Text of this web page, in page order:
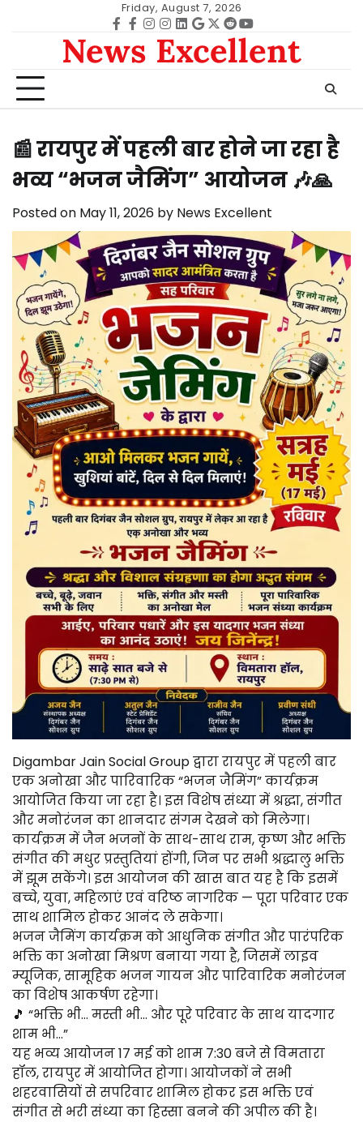
Friday, August 7, 2026
Facebook
facebook
Instagram
instagram
Linkedin
google
Twitter
redditYoutube
News Excellent
📰 रायपुर में पहली बार होने जा रहा है
भव्य “भजन जैमिंग” आयोजन 🎶🙏
Posted on May 11, 2026 by News Excellent
Digambar Jain Social Group द्वारा रायपुर में पहली बार
एक अनोखा और पारिवारिक “भजन जैमिंग” कार्यक्रम
आयोजित किया जा रहा है। इस विशेष संध्या में श्रद्धा, संगीत
और मनोरंजन का शानदार संगम देखने को मिलेगा।
कार्यक्रम में जैन भजनों के साथ-साथ राम, कृष्ण और भक्ति
संगीत की मधुर प्रस्तुतियां होंगी, जिन पर सभी श्रद्धालु भक्ति
में झूम सकेंगे। इस आयोजन की खास बात यह है कि इसमें
बच्चे, युवा, महिलाएं एवं वरिष्ठ नागरिक — पूरा परिवार एक
साथ शामिल होकर आनंद ले सकेगा।
भजन जैमिंग कार्यक्रम को आधुनिक संगीत और पारंपरिक
भक्ति का अनोखा मिश्रण बनाया गया है, जिसमें लाइव
म्यूजिक, सामूहिक भजन गायन और पारिवारिक मनोरंजन
का विशेष आकर्षण रहेगा।
🎵 “भक्ति भी… मस्ती भी… और पूरे परिवार के साथ यादगार
शाम भी…”
यह भव्य आयोजन 17 मई को शाम 7:30 बजे से विमतारा
हॉल, रायपुर में आयोजित होगा। आयोजकों ने सभी
शहरवासियों से सपरिवार शामिल होकर इस भक्ति एवं
संगीत से भरी संध्या का हिस्सा बनने की अपील की है।